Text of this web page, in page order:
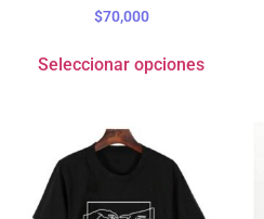
$70,000
Seleccionar opciones